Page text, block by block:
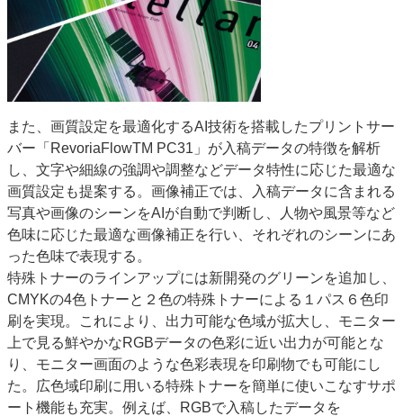
また、画質設定を最適化するAI技術を搭載したプリントサー
バー「RevoriaFlowTM PC31」が入稿データの特徴を解析
し、文字や細線の強調や調整などデータ特性に応じた最適な
画質設定も提案する。画像補正では、入稿データに含まれる
写真や画像のシーンをAIが自動で判断し、人物や風景等など
色味に応じた最適な画像補正を行い、それぞれのシーンにあ
った色味で表現する。
特殊トナーのラインアップには新開発のグリーンを追加し、
CMYKの4色トナーと２色の特殊トナーによる１パス６色印
刷を実現。これにより、出力可能な色域が拡大し、モニター
上で見る鮮やかなRGBデータの色彩に近い出力が可能とな
り、モニター画面のような色彩表現を印刷物でも可能にし
た。広色域印刷に用いる特殊トナーを簡単に使いこなすサポ
ート機能も充実。例えば、RGBで入稿したデータを